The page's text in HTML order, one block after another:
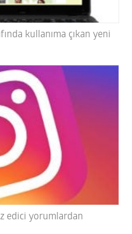
kullanıma çıkan yeni
edici yorumlardan